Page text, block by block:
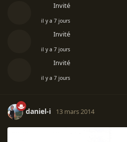
Invité
il y a 7 jours
Invité
il y a 7 jours
Invité
il y a 7 jours
daniel-i 13 mars 2014